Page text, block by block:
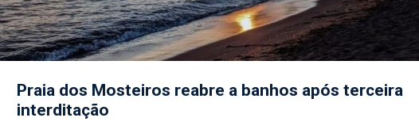
Praia dos Mosteiros reabre a banhos após terceira
interditação